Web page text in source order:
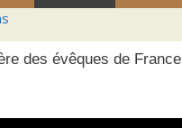
des évêques de France